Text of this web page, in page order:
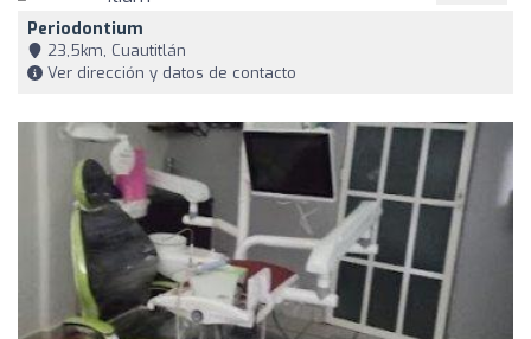
Periodontium
23,5km, Cuautitlán
Ver dirección y datos de contacto